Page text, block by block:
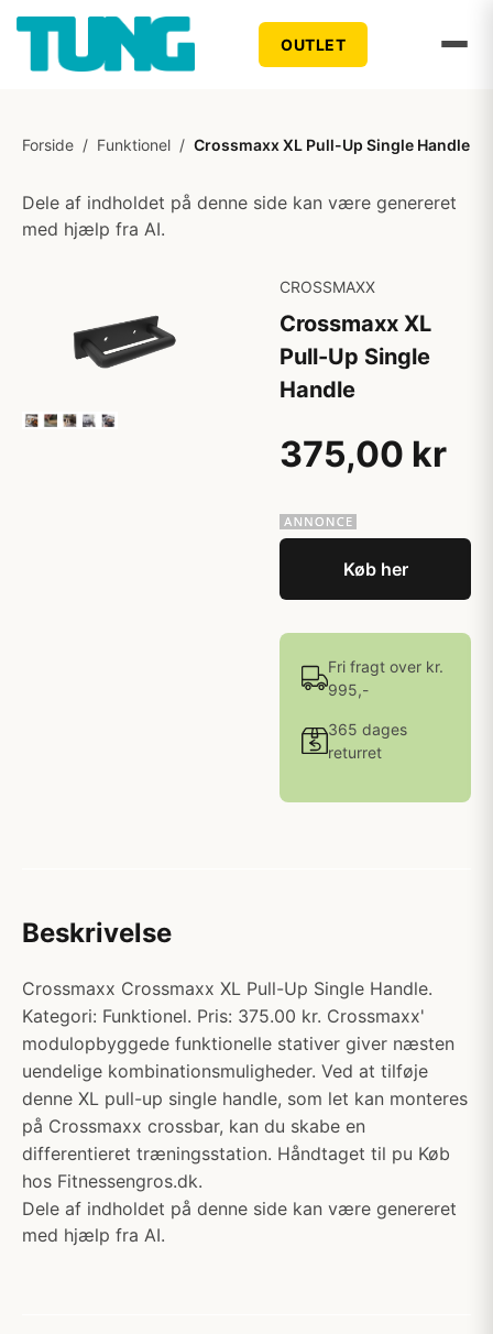
OUTLET
Forside / Funktionel / Crossmaxx XL Pull-Up Single Handle
Dele af indholdet på denne side kan være genereret
med hjælp fra AI.
CROSSMAXX
Crossmaxx XL
Pull-Up Single
Handle
375,00 kr
Køb her
Fri fragt over kr.
995,-
365 dages
returret
Beskrivelse
Crossmaxx Crossmaxx XL Pull-Up Single Handle.
Kategori: Funktionel. Pris: 375.00 kr. Crossmaxx'
modulopbyggede funktionelle stativer giver næsten
uendelige kombinationsmuligheder. Ved at tilføje
denne XL pull-up single handle, som let kan monteres
på Crossmaxx crossbar, kan du skabe en
differentieret træningsstation. Håndtaget til pu Køb
hos Fitnessengros.dk.
Dele af indholdet på denne side kan være genereret
med hjælp fra AI.